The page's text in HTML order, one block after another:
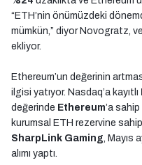
“ETH’nin önümüzdeki
mümkün,” diyor Novogratz,
ekliyor.
Ethereum’un değerinin
ilgisi yatıyor. Nasdaq’a kayıtlı
değerinde Ethereum’a
kurumsal ETH rezervine
SharpLink Gaming, Mayıs
alımı yaptı.